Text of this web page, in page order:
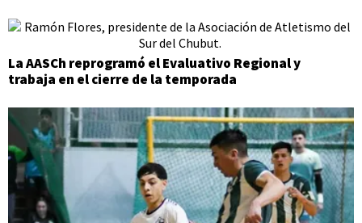
La AASCh reprogramó el Evaluativo Regional y
trabaja en el cierre de la temporada